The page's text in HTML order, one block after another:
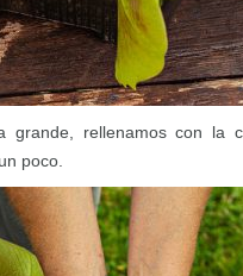
grande, rellenamos con la
poco.